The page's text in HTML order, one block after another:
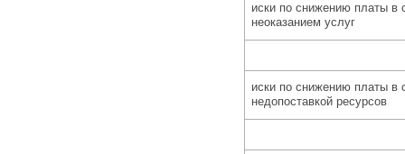
иски по снижению платы в
неоказанием услуг
иски по снижению платы в
недопоставкой ресурсов